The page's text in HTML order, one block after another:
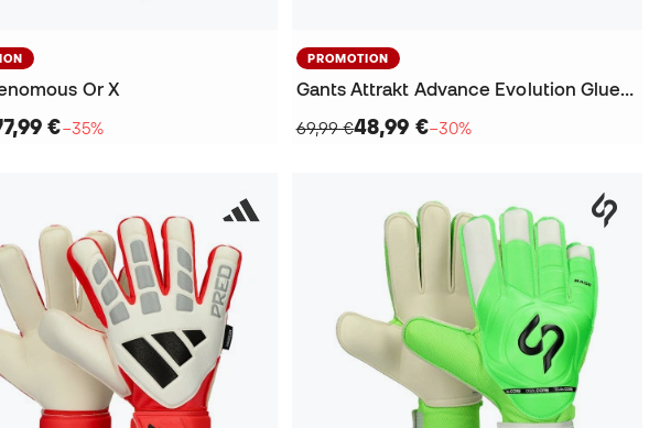
Or X
€−35%
PROMOTION
Gants Attrakt Advance Evolution Glueprint
69,99 €48,99 €−30%